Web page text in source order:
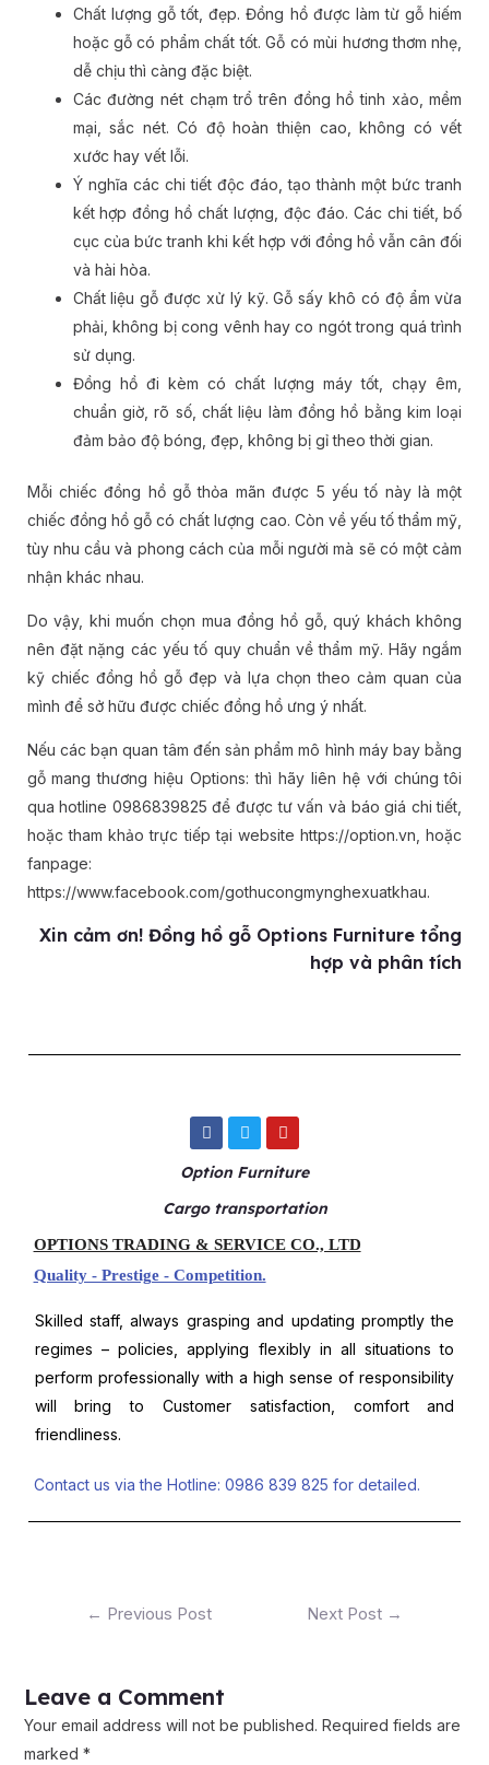
Chất lượng gỗ tốt, đẹp. Đồng hồ được làm từ gỗ hiếm
hoặc gỗ có phẩm chất tốt. Gỗ có mùi hương thơm nhẹ,
dễ chịu thì càng đặc biệt.
Các đường nét chạm trổ trên đồng hồ tinh xảo, mềm
mại, sắc nét. Có độ hoàn thiện cao, không có vết
xước hay vết lỗi.
Ý nghĩa các chi tiết độc đáo, tạo thành một bức tranh
kết hợp đồng hồ chất lượng, độc đáo. Các chi tiết, bố
cục của bức tranh khi kết hợp với đồng hồ vẫn cân đối
và hài hòa.
Chất liệu gỗ được xử lý kỹ. Gỗ sấy khô có độ ẩm vừa
phải, không bị cong vênh hay co ngót trong quá trình
sử dụng.
Đồng hồ đi kèm có chất lượng máy tốt, chạy êm,
chuẩn giờ, rõ số, chất liệu làm đồng hồ bằng kim loại
đảm bảo độ bóng, đẹp, không bị gỉ theo thời gian.
Mỗi chiếc đồng hồ gỗ thỏa mãn được 5 yếu tố này là một
chiếc đồng hồ gỗ có chất lượng cao. Còn về yếu tố thẩm mỹ,
tùy nhu cầu và phong cách của mỗi người mà sẽ có một cảm
nhận khác nhau.
Do vậy, khi muốn chọn mua đồng hồ gỗ, quý khách không
nên đặt nặng các yếu tố quy chuẩn về thẩm mỹ. Hãy ngắm
kỹ chiếc đồng hồ gỗ đẹp và lựa chọn theo cảm quan của
mình để sở hữu được chiếc đồng hồ ưng ý nhất.
Nếu các bạn quan tâm đến sản phẩm mô hình máy bay bằng
gỗ mang thương hiệu Options: thì hãy liên hệ với chúng tôi
qua hotline 0986839825 để được tư vấn và báo giá chi tiết,
hoặc tham khảo trực tiếp tại website https://option.vn, hoặc
fanpage:
https://www.facebook.com/gothucongmynghexuatkhau.
Xin cảm ơn! Đồng hồ gỗ Options Furniture tổng
hợp và phân tích
F
a
e
o
k
T
w
t
e
Y
o
t
b
Option Furniture
Cargo transportation
OPTIONS TRADING & SERVICE CO., LTD
Quality - Prestige - Competition.
Skilled staff, always grasping and updating promptly the
regimes – policies, applying flexibly in all situations to
perform professionally with a high sense of responsibility
will bring to Customer satisfaction, comfort and
friendliness.
Contact us via the Hotline: 0986 839 825 for detailed.
← Previous Post Next Post →
Leave a Comment
Your email address will not be published. Required fields are
marked *